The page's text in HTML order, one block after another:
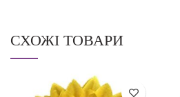
СХОЖІ ТОВАРИ